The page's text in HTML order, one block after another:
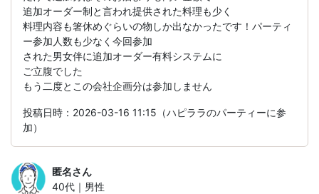
追加オーダー制と言われ提供された料理も少く
料理内容も箸休めぐらいの物しか出なかったです！パーティ
ー参加人数も少なく今回参加
された男女伴に追加オーダー有料システムに
ご立腹でした
もう二度とこの会社企画分は参加しません
投稿日時：2026-03-16 11:15（ハピララのパーティーに参
加）
匿名さん
40代｜男性